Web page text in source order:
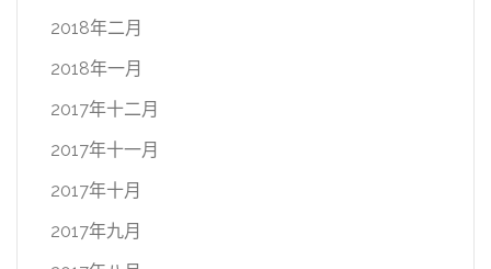
2018年二月
2018年一月
2017年十二月
2017年十一月
2017年十月
2017年九月